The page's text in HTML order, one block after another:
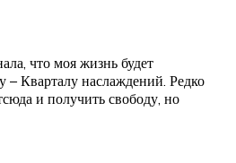
что моя жизнь будет
– Кварталу наслаждений. Редко
и получить свободу, но